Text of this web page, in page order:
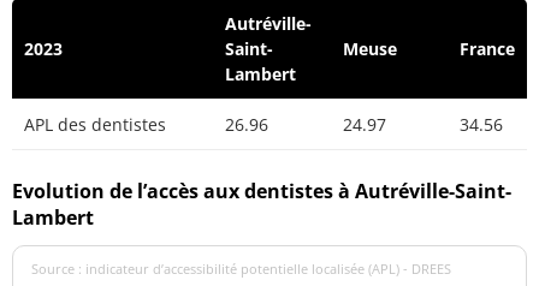
2023
Autréville-
Saint-
Lambert
Meuse France
APL des dentistes 26.96 24.97 34.56
Evolution de l’accès aux dentistes à Autréville-Saint-
Lambert
Source : indicateur d’accessibilité potentielle localisée (APL) - DREES